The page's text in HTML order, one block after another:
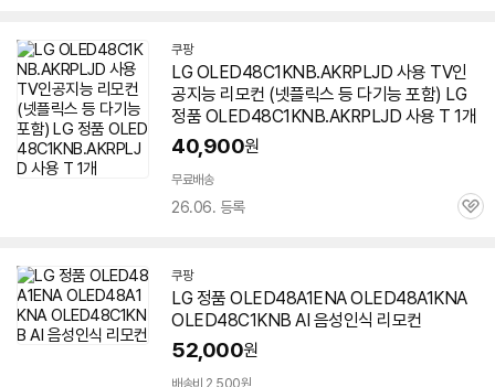
쿠팡
LG OLED48C1KNB.AKRPLJD 사용 TV인
공지능 리모컨 (넷플릭스 등 다기능 포함) LG
정품 OLED48C1KNB.AKRPLJD 사용 T 1개
40,900원
무료배송
26.06. 등록
관
쿠팡
LG 정품 OLED48A1ENA OLED48A1KNA
OLED48C1KNB AI 음성인식 리모컨
52,000원
배송비 2,500원